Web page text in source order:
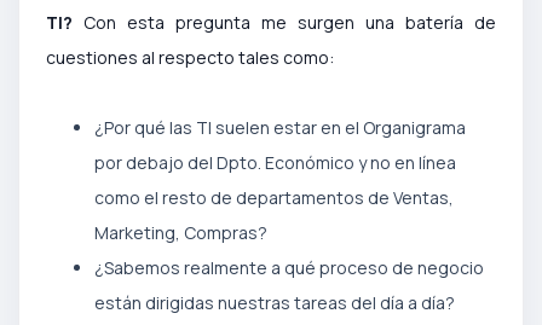
TI? Con esta pregunta me surgen una batería de
cuestiones al respecto tales como:
¿Por qué las TI suelen estar en el Organigrama
por debajo del Dpto. Económico y no en línea
como el resto de departamentos de Ventas,
Marketing, Compras?
¿Sabemos realmente a qué proceso de negocio
están dirigidas nuestras tareas del día a día?